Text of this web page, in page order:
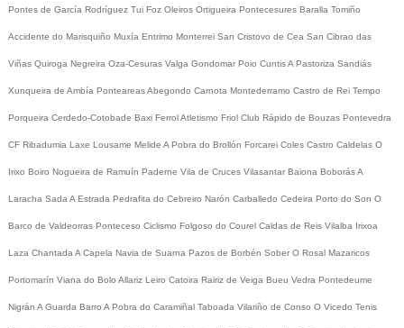
Pontes de García Rodríguez Tui Foz Oleiros Ortigueira Pontecesures Baralla Tomiño
Accidente do Marisquiño Muxía Entrimo Monterrei San Cristovo de Cea San Cibrao das
Viñas Quiroga Negreira Oza-Cesuras Valga Gondomar Poio CuntisA Pastoriza Sandiás
Xunqueira de Ambía PonteareasAbegondo Carnota Montederramo Castro de Rei Tempo
Porqueira Cerdedo-Cotobade Baxi FerrolAtletismo Friol Club Rápido de Bouzas Pontevedra
CF Ribadumia Laxe Lousame Melide A Pobra do Brollón Forcarei Coles Castro Caldelas O
Irixo Boiro Nogueira de Ramuín Paderne Vila de Cruces Vilasantar Baiona BoborásA
Laracha Sada A Estrada Pedrafita do Cebreiro Narón Carballedo Cedeira Porto do Son O
Barco de Valdeorras Ponteceso Ciclismo Folgoso do Courel Caldas de Reis Vilalba Irixoa
Laza Chantada A Capela Navia de Suarna Pazos de Borbén Sober O Rosal Mazaricos
Portomarín Viana do Bolo Allariz Leiro Catoira Rairiz de Veiga Bueu Vedra Pontedeume
Nigrán A Guarda Barro A Pobra do Caramiñal Taboada Vilariño de Conso O Vicedo Tenis